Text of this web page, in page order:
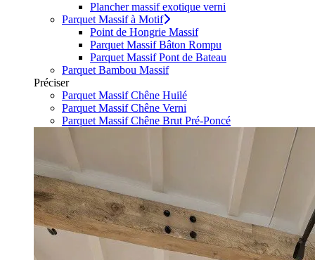
Plancher massif exotique verni
Parquet Massif à Motif
Point de Hongrie Massif
Parquet Massif Bâton Rompu
Parquet Massif Pont de Bateau
Parquet Bambou Massif
Préciser
Parquet Massif Chêne Huilé
Parquet Massif Chêne Verni
Parquet Massif Chêne Brut Pré-Poncé